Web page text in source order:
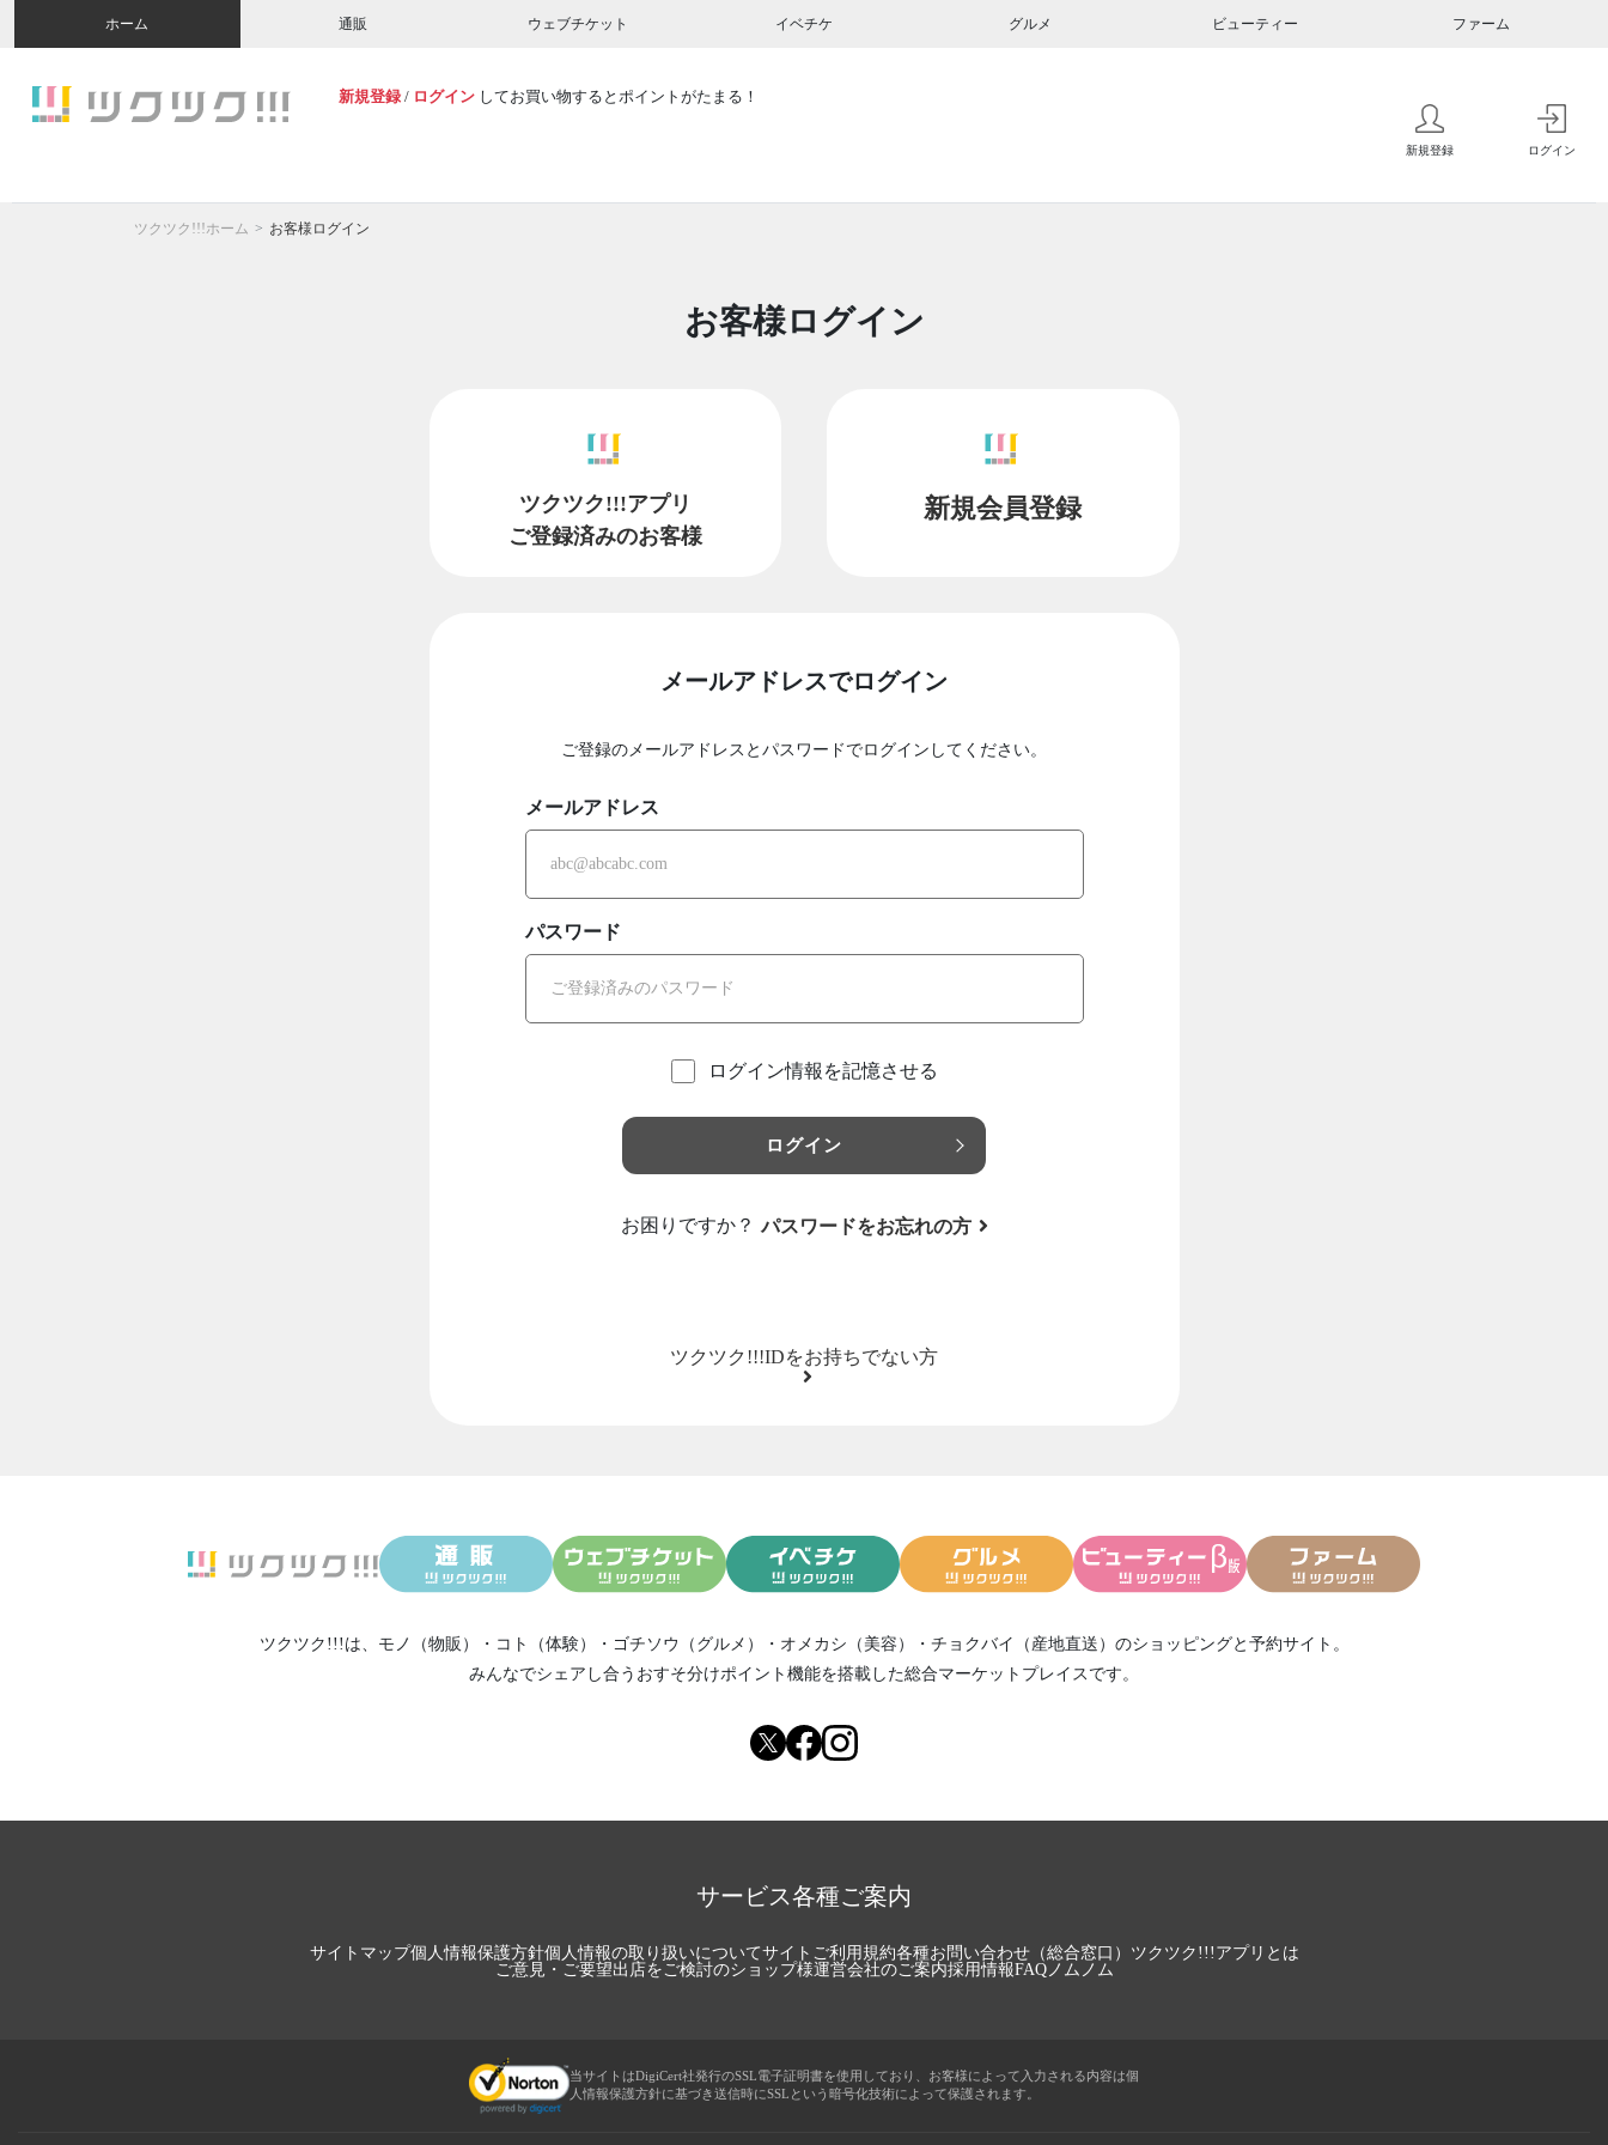
ホーム 通販 ウェブチケット イベチケ グルメ ビューティー ファーム
新規登録 / ログイン してお買い物するとポイントがたまる！
新規登録 ログイン
ツクツク!!!ホーム お客様ログイン
お客様ログイン
ツクツク!!!アプリ
ご登録済みのお客様
新規会員登録
メールアドレスでログイン
ご登録のメールアドレスとパスワードでログインしてください。
メールアドレス
パスワード
ログイン情報を記憶させる
ログイン
お困りですか？ パスワードをお忘れの方
ツクツク!!!IDをお持ちでない方
ツクツク!!!は、 モノ（物販） ・ コト（体験） ・ ゴチソウ（グルメ） ・ オメカシ（美容） ・ チョクバイ（産地直送） のショッピングと予約サイト。
みんなでシェアし合う おすそ分けポイント機能を搭載した総合マーケットプレイスです。
サービス各種ご案内
サイトマップ個人情報保護方針個人情報の取り扱いについてサイトご利用規約各種お問い合わせ（総合窓口） ツクツク!!!アプリとは
ご意見・ご要望出店をご検討のショップ様運営会社のご案内採用情報FAQノムノム
当サイトはDigiCert社発行のSSL電子証明書を使用しており、お客様によって入力される内容は個
人情報保護方針に基づき送信時にSSLという暗号化技術によって保護されます。